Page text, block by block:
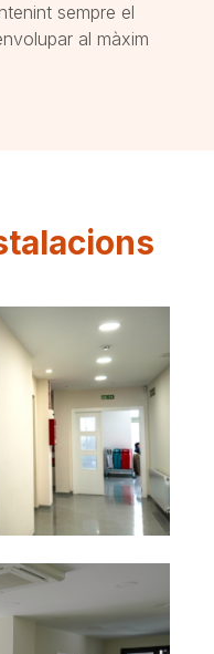
sempre el
al màxim